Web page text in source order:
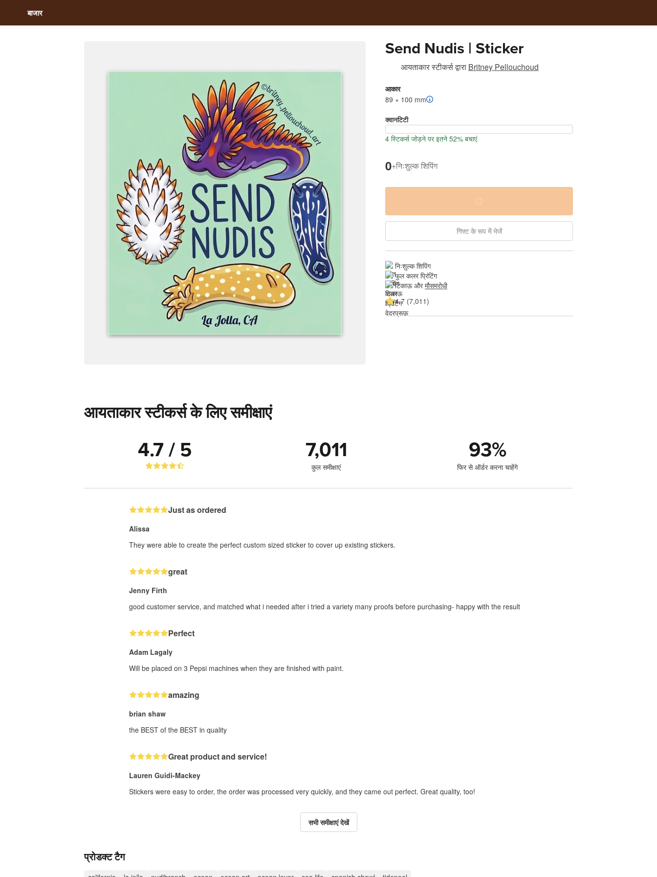
बाजार
Send Nudis | Sticker
आयताकार स्टीकर्सद्वारा Britney Pellouchoud
आकार
89 × 100 mm
क्वानटिटी
4 स्टिकर्स जोड़ने पर इतने 52% बचाएं
0+निःशुल्क शिपिंग
गिफ्ट के रूप में भेजें
निःशुल्क शिपिंग
फुल कलर प्रिंटिंग
टिकाऊ और मौसमरोधी
4.7 (7,011)
आयताकार स्टीकर्स के लिए समीक्षाएं
4.7 / 5 7,011
कुल समीक्षाएं
93%
फिर से ऑर्डर करना चाहेंगे
Just as ordered
Alissa
They were able to create the perfect custom sized sticker to cover up existing stickers.
great
Jenny Firth
good customer service, and matched what i needed after i tried a variety many proofs before purchasing- happy with the result
Perfect
Adam Lagaly
Will be placed on 3 Pepsi machines when they are finished with paint.
amazing
brian shaw
the BEST of the BEST in quality
Great product and service!
Lauren Guidi-Mackey
Stickers were easy to order, the order was processed very quickly, and they came out perfect. Great quality, too!
सभी समीक्षाएं देखें
प्रोडक्ट टैग